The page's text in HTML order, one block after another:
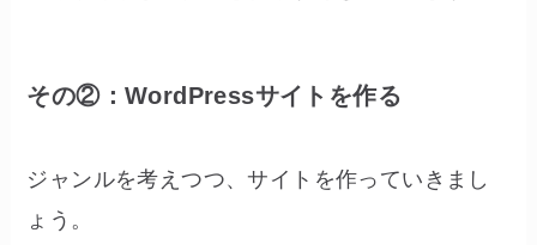
その②：WordPressサイトを作る
ジャンルを考えつつ、サイトを作っていきまし
ょう。